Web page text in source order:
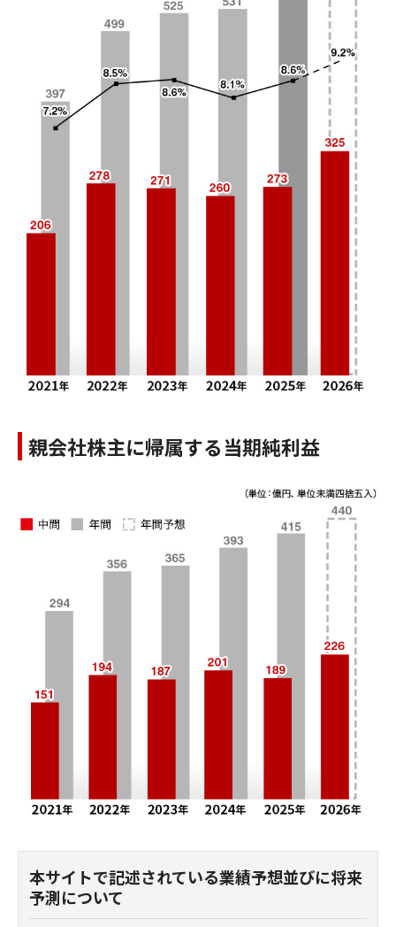
親会社株主に帰属する当期純利益
本サイトで記述されている業績予想並びに将来
予測について